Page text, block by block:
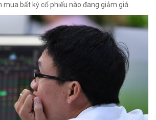
mua bất kỳ cổ phiếu nào đang giảm giá.